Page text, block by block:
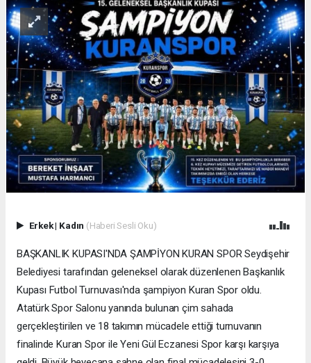
Erkek| Kadın (Haberi Sesli Oku)
BAŞKANLIK KUPASI'NDA ŞAMPİYON KURAN SPOR Seydişehir
Belediyesi tarafından geleneksel olarak düzenlenen Başkanlık
Kupası Futbol Turnuvası'nda şampiyon Kuran Spor oldu.
Atatürk Spor Salonu yanında bulunan çim sahada
gerçekleştirilen ve 18 takımın mücadele ettiği turnuvanın
finalinde Kuran Spor ile Yeni Gül Eczanesi Spor karşı karşıya